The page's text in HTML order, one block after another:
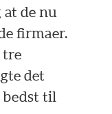
at de nu
firmaer.
tre
det
bedst til